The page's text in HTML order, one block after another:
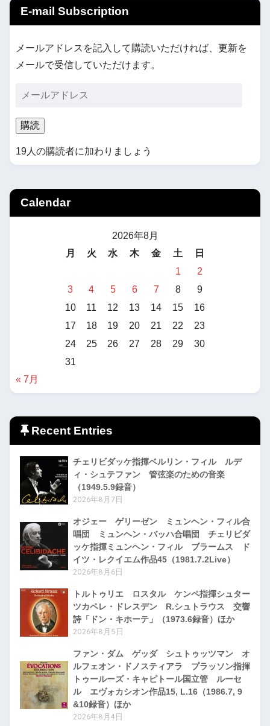
E-mail Subscription
メールアドレスを記入して購読いただければ、更新を
メールで受信していただけます。
購読
19人の購読者に加わりましょう
Calendar
2026年8月
月
火 水 木 金 土
日
1
2
3
4 5 6 7 8
9
10
11 12 13 14 15
16
17
18 19 20 21 22
23
24
25 26 27 28 29
30
31
« 7月
Recent Entries
チェリビダッケ指揮ベルリン・フィル ルデ
ィ・シュテファン 管弦楽のための音楽
（1949.5.9録音）
2026年8月7日
オジェー ゲリーゼン ミュンヘン・フィル合
唱団 ミュンヘン・バッハ合唱団 チェリビダ
ッケ指揮ミュンヘン・フィル ブラームス ド
イツ・レクイエム作品45（1981.7.2Live）
2026年8月6日
トルトゥリエ ロスタル ケンペ指揮シュター
ツカペレ・ドレスデン R.シュトラウス 交響
詩「ドン・キホーテ」（1973.6録音）ほか
2026年8月5日
ファン・ダム ゲッダ シュトゥッツマン オ
ルフェオン・ドノスティアラ プラッソン指揮
トゥールーズ・キャピトール国立管 ルーセ
ル エヴォカシオン作品15, L.16（1986.7, 9
&10録音）ほか
2026年8月4日